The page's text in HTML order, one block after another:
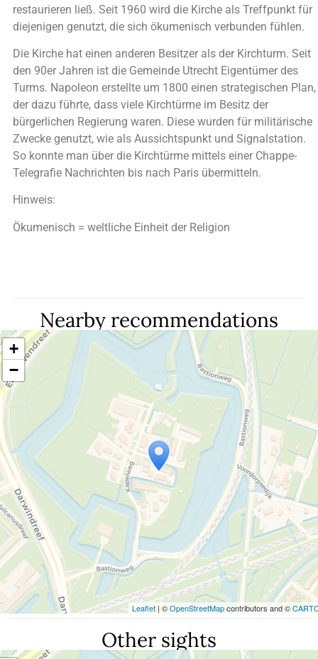
restaurieren ließ. Seit 1960 wird die Kirche als Treffpunkt für
diejenigen genutzt, die sich ökumenisch verbunden fühlen.
Die Kirche hat einen anderen Besitzer als der Kirchturm. Seit
den 90er Jahren ist die Gemeinde Utrecht Eigentümer des
Turms. Napoleon erstellte um 1800 einen strategischen Plan,
der dazu führte, dass viele Kirchtürme im Besitz der
bürgerlichen Regierung waren. Diese wurden für militärische
Zwecke genutzt, wie als Aussichtspunkt und Signalstation.
So konnte man über die Kirchtürme mittels einer Chappe-
Telegrafie Nachrichten bis nach Paris übermitteln.
Hinweis:
Ökumenisch = weltliche Einheit der Religion
Nearby recommendations
Travelers' Map wird geladen …
Wenn du dies siehst, nachdem deine Seite
vollständig geladen wurde, fehlen
leafletJS-Dateien.
+
−
Leaflet | ©OpenStreetMapcontributors and ©
Other sights